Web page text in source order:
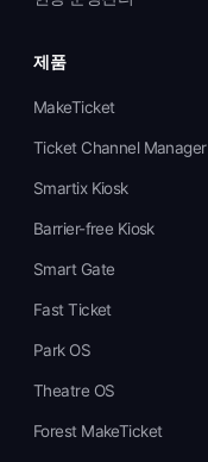
제품
MakeTicket
Ticket Channel Manager
Smartix Kiosk
Barrier-free Kiosk
Smart Gate
Fast Ticket
Park OS
Theatre OS
Forest MakeTicket